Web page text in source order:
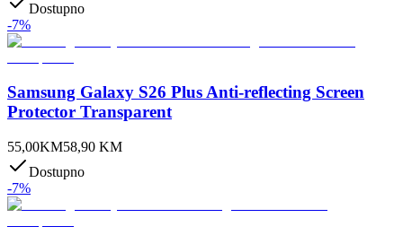
Dostupno
-7%
Samsung Galaxy S26 Plus Anti-reflecting Screen
Protector Transparent
55,00KM58,90 KM
Dostupno
-7%